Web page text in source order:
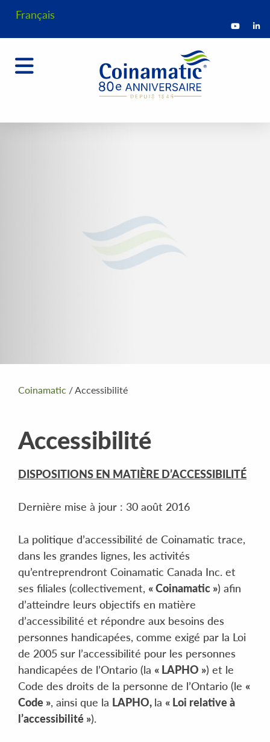
Français
Coinamatic /Accessibilité
Accessibilité
DISPOSITIONS EN MATIÈRE D’ACCESSIBILITÉ
Dernière mise à jour : 30 août 2016
La politique d’accessibilité de Coinamatic trace,
dans les grandes lignes, les activités
qu’entreprendront Coinamatic Canada Inc. et
ses filiales (collectivement, « Coinamatic ») afin
d’atteindre leurs objectifs en matière
d’accessibilité et répondre aux besoins des
personnes handicapées, comme exigé par la Loi
de 2005 sur l’accessibilité pour les personnes
handicapées de l’Ontario (la « LAPHO ») et le
Code des droits de la personne de l’Ontario (le «
Code », ainsi que la LAPHO, la « Loi relative à
l’accessibilité »).